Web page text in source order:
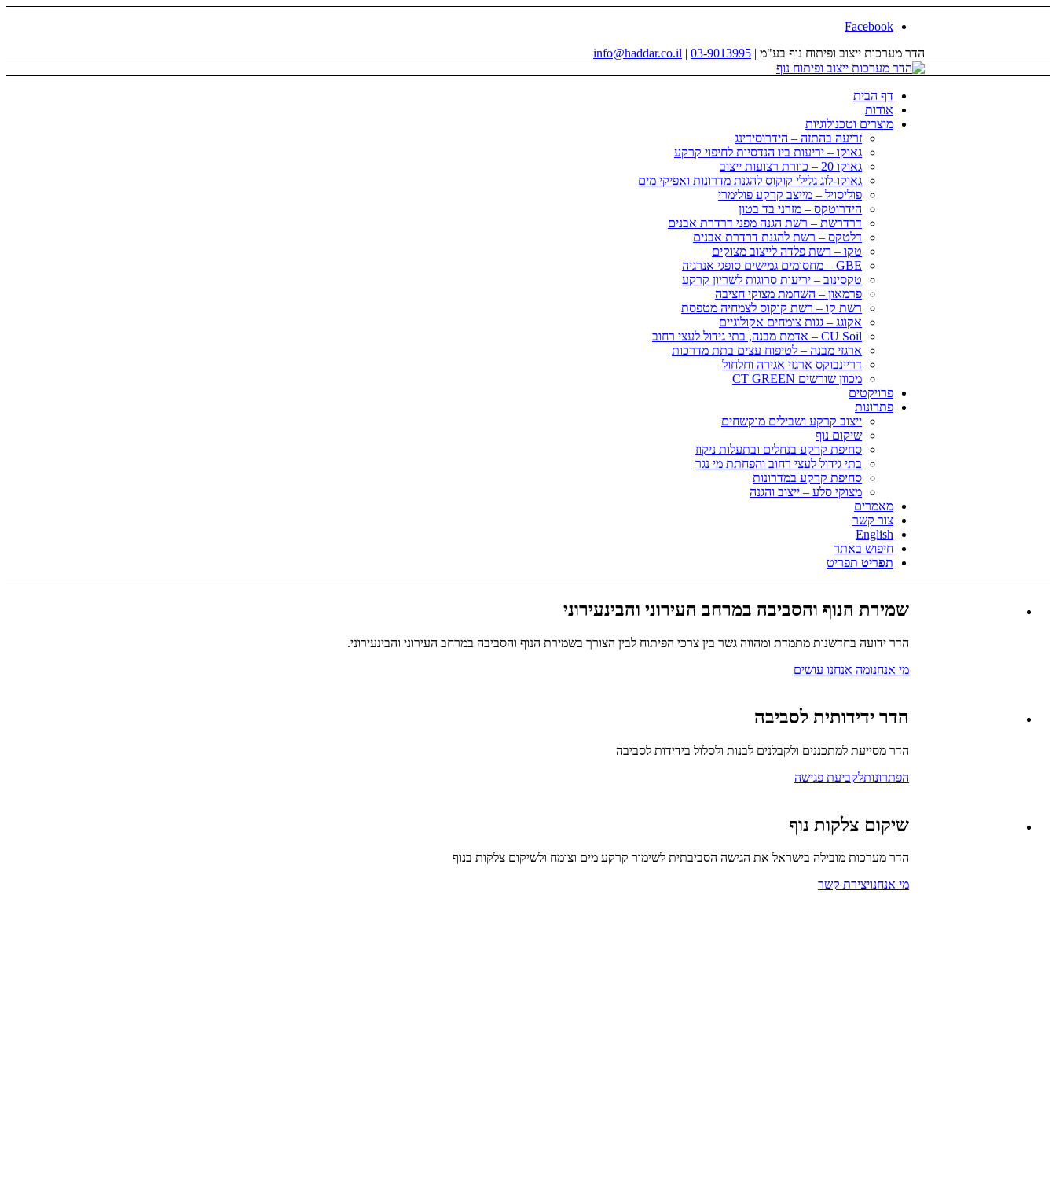
Facebook
הדר מערכות ייצוב ופיתוח נוף בע"מ | 03-9013995
|
info@haddar.co.il
דף הבית
אודות
מוצרים וטכנולוגיות
זריעה בהתזה – הידרוסידינג
גאוקו – יריעות ביו הנדסיות לחיפוי קרקע
גאוקו 20 – כוורת רצועות ייצוב
גאוקו-לוג גלילי קוקוס להגנת מדרונות ואפיקי מים
פוליסויל – מייצב קרקע פולימרי
הידרוטקס – מזרני בד בטון
דרדרשת – רשת הגנה מפני דרדרת אבנים
דלטקס – רשת להגנת דרדרת אבנים
טקו – רשת פלדה לייצוב מצוקים
GBE – מחסומים גמישים סופגי אנרגיה
טקסינוב – יריעות סרוגות לשריון קרקע
פרמאון – השחמת מצוקי חציבה
רשת קו – רשת קוקוס לצמחיה מטפסת
אקוגג – גגות צומחים אקולוגיים
CU Soil – אדמת מבנה, בתי גידול לעצי רחוב
ארגזי מבנה – לטיפוח עצים בתת מדרכות
דריינבוקס ארגזי אגירה וחלחול
מכוון שורשים CT GREEN
פרויקטים
פתרונות
ייצוב קרקע ושבילים מוקשחים
שיקום נוף
סחיפת קרקע בנחלים ובתעלות ניקוז
בתי גידול לעצי רחוב והפחתת מי נגר
סחיפת קרקע במדרונות
מצוקי סלע – ייצוב והגנה
מאמרים
צור קשר
English
חיפוש באתר
תפריט תפריט
שמירת הנוף והסביבה במרחב העירוני והבינעירוני
הדר ידועה בחדשנות מתמדת ומהווה גשר בין צרכי הפיתוח לבין הצורך בשמירת הנוף והסביבה במרחב העירוני והבינעירוני.
מי אנחנומה אנחנו עושים
הדר ידידותית לסביבה
הדר מסייעת למתכננים ולקבלנים לבנות ולסלול בידידות לסביבה
הפתרונותלקביעת פגישה
שיקום צלקות נוף
הדר מערכות מובילה בישראל את הגישה הסביבתית לשימור קרקע מים וצומח ולשיקום צלקות בנוף
מי אנחנויצירת קשר